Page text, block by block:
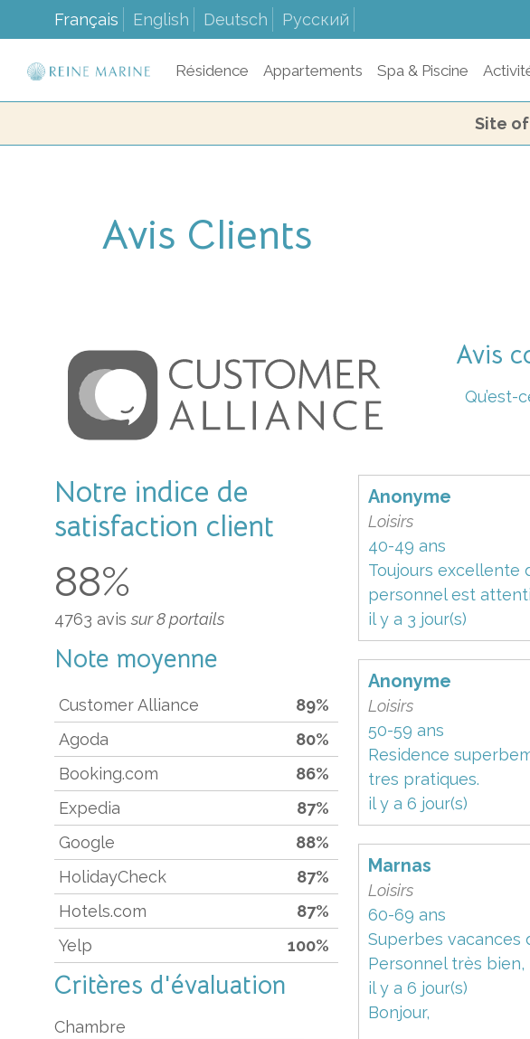
Français English Deutsch Русский
Résidence Appartements Spa & Piscine
Site
Avis Clients
Avis
Qu’est-
Notre indice de
satisfaction client
88%
4763 avis sur 8 portails
Note moyenne
Customer Alliance
89%
Agoda
80%
Booking.com
86%
Expedia
87%
Google
88%
HolidayCheck
87%
Hotels.com
87%
Yelp
100%
Critères d'évaluation
Chambre
Anonyme
Loisirs
40-49 ans
Toujours excellente
personnel est
il y a 3 jour(s)
Anonyme
Loisirs
50-59 ans
Residence
tres pratiques.
il y a 6 jour(s)
Marnas
Loisirs
60-69 ans
Superbes vacances
Personnel très
il y a 6 jour(s)
Bonjour,